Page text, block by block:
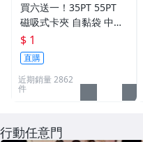
買六送一！35PT 55PT
磁吸式卡夾 自黏袋 中華
職棒球員卡 遊戲王 寶可
夢PTCG 漫威 ultra pro
可用
$ 1
直購
近期銷量 2862
件
行動任意門